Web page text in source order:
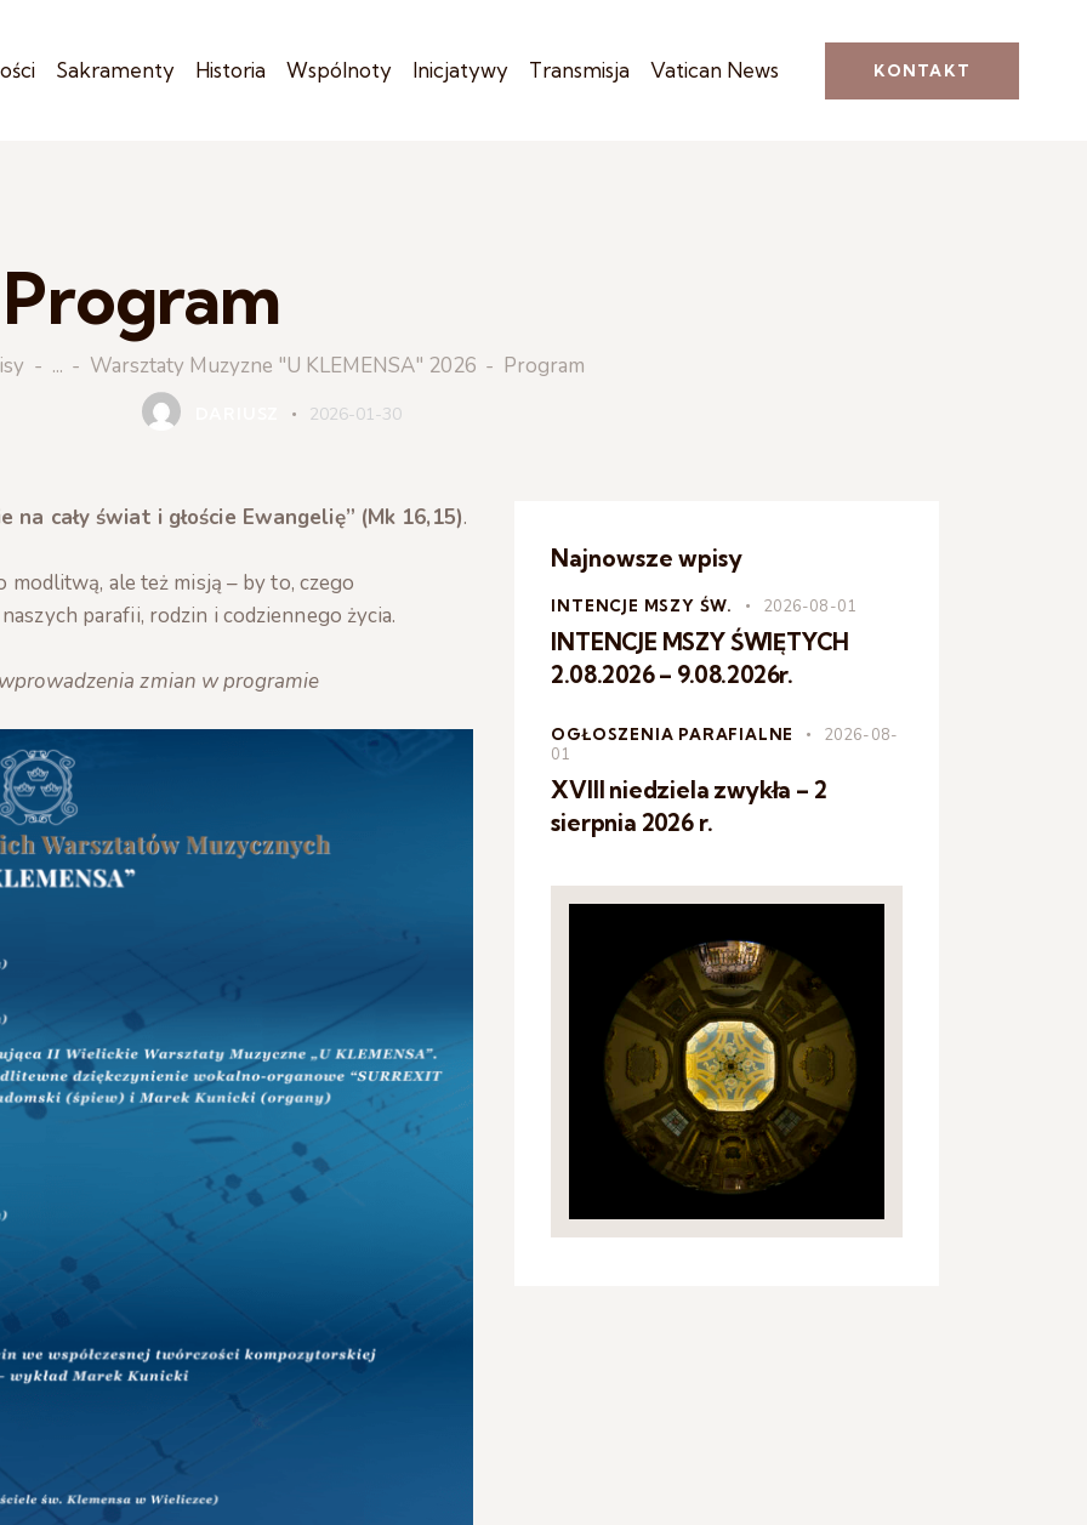
Sakramenty Historia Wspólnoty Inicjatywy Transmisja Vatican News KONTAKT
Program
... Warsztaty Muzyzne "U KLEMENSA" 2026 Program
WARSZTATY MUZYZNE "U KLEMENSA" 2026
2026-01-30
na cały świat i głoście Ewangelię” (Mk 16,15).
modlitwą, ale też misją – by to, czego
parafii, rodzin i codziennego życia.
zmian w programie
Najnowsze wpisy
INTENCJE MSZY ŚW. 2026-08-01
INTENCJE MSZY ŚWIĘTYCH
2.08.2026 – 9.08.2026r.
OGŁOSZENIA PARAFIALNE
2026-08-
01
XVIII niedziela zwykła – 2
sierpnia 2026 r.